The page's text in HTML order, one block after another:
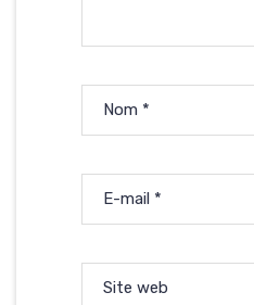
Nom *
E-mail *
Site web